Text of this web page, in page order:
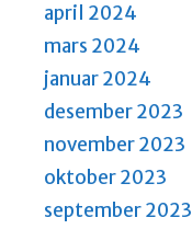
april 2024
mars 2024
januar 2024
desember 2023
november 2023
oktober 2023
september 2023